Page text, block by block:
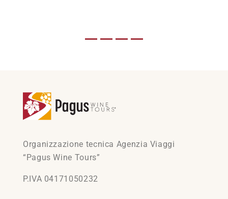
Organizzazione tecnica Agenzia Viaggi
“Pagus Wine Tours”
P.IVA 04171050232